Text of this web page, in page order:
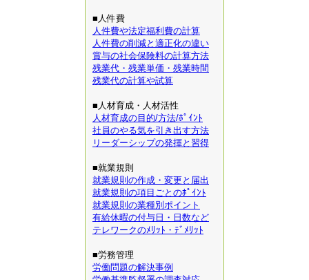
■人件費
人件費や法定福利費の計算
人件費の削減と適正化の違い
賞与の社会保険料の計算方法
残業代・残業単価・残業時間
残業代の計算や試算
■人材育成・人材活性
人材育成の目的/方法/ﾎﾟｲﾝﾄ
社員のやる気を引き出す方法
リーダーシップの発揮と習得
■就業規則
就業規則の作成・変更と届出
就業規則の項目ごとのﾎﾟｲﾝﾄ
就業規則の業種別ポイント
有給休暇の付与日・日数など
テレワークのﾒﾘｯﾄ・ﾃﾞﾒﾘｯﾄ
■労務管理
労働問題の解決事例